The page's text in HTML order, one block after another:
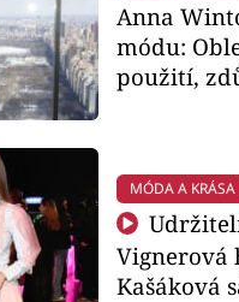
Anna
módu:
použití,
MÓDA A KRÁSA
Vignerová
Kašáková